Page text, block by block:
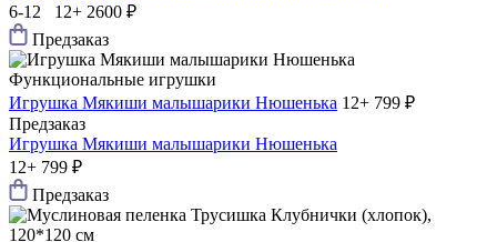
6-12 12+ 2600 ₽
Предзаказ
Функциональные игрушки
Игрушка Мякиши малышарики Нюшенька 12+ 799 ₽
Предзаказ
Игрушка Мякиши малышарики Нюшенька
12+ 799 ₽
Предзаказ